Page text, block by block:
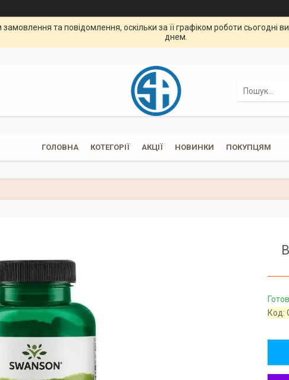
та повідомлення, оскільки за її графіком роботи
днем.
ГОЛОВНА КОТЕГОРІЇ АКЦІЇ НОВИНКИ ПОКУПЦЯМ
Код: